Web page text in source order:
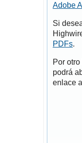
Adobe
Si
PDFs.
Por
podrá
enlace